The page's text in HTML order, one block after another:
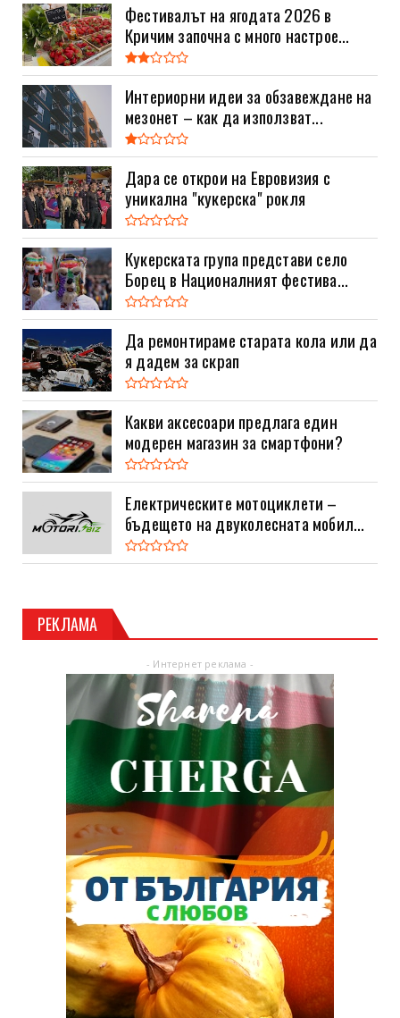
Фестивалът на ягодата 2026 в
Кричим започна с много настрое...
Интериорни идеи за обзавеждане на
мезонет – как да използват...
Дара се открои на Евровизия с
уникална "кукерска" рокля
Кукерската група представи село
Борец в Националният фестива...
Да ремонтираме старата кола или да
я дадем за скрап
Какви аксесоари предлага един
модерен магазин за смартфони?
Електрическите мотоциклети –
бъдещето на двуколесната мобил...
РЕКЛАМА
- Интернет реклама -